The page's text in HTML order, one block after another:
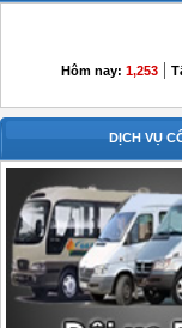
Hôm nay: 1,253|
DỊCH VỤ